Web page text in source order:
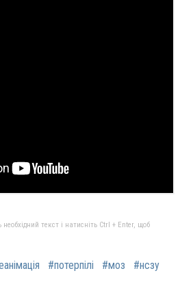
текст і натисніть Ctrl + Enter, щоб
#потерпілі #моз #нсзу